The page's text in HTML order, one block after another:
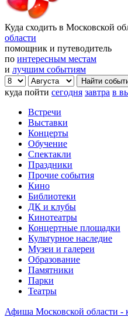
Куда сходить в Московской
области
помощник и путеводитель
по интересным местам
и лучшим событиям
куда пойти сегодня завтра в
Встречи
Выставки
Концерты
Обучение
Спектакли
Праздники
Прочие события
Кино
Библиотеки
ДК и клубы
Кинотеатры
Концертные площадки
Культурное наследие
Музеи и галереи
Образование
Памятники
Парки
Театры
Афиша Московской области -